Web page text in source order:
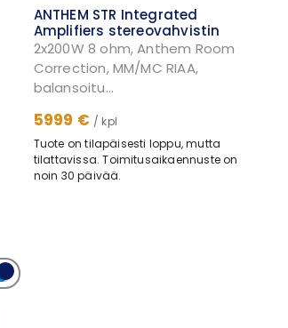
ANTHEM STR Integrated
Amplifiers stereovahvistin
2x200W 8 ohm, Anthem Room
Correction, MM/MC RIAA,
balansoitu...
5999 € / kpl
Tuote on tilapäisesti loppu, mutta
tilattavissa. Toimitusaikaennuste on
noin 30 päivää.